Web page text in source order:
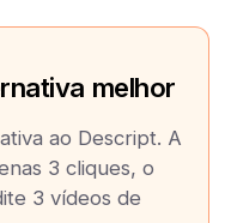
melhor
ao Descript. A
3 cliques, o
3 vídeos de